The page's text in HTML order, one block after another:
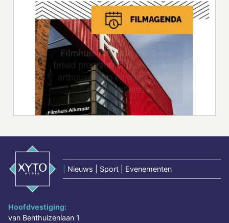
Nieuws | Sport | Evenementen
Hoofdvestiging:
van Benthuizenlaan 1